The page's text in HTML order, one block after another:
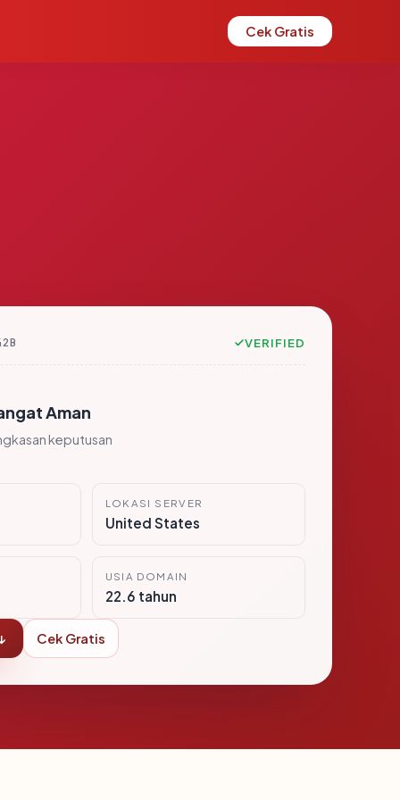
Cek Gratis
VERIFIED
Aman
keputusan
LOKASI SERVER
United States
USIA DOMAIN
22.6 tahun
Cek Gratis